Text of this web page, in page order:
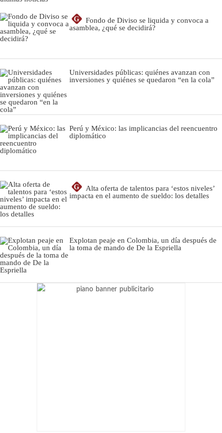
G
Fondo de Diviso se liquida y convoca a
asamblea, ¿qué se decidirá?
Universidades públicas: quiénes avanzan con
inversiones y quiénes se quedaron “en la cola”
Perú y México: las implicancias del reencuentro
diplomático
G
Alta oferta de talentos para ‘estos niveles’
impacta en el aumento de sueldo: los detalles
Explotan peaje en Colombia, un día después de
la toma de mando de De la Espriella